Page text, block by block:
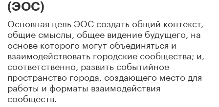
(ЭОС)
Основная цель ЭОС создать общий контекст,
общие смыслы, общее видение будущего, на
основе которого могут объединяться и
взаимодействовать городские сообщества; и,
соответственно, развить событийное
пространство города, создающего место для
работы и форматы взаимодействия
сообществ.